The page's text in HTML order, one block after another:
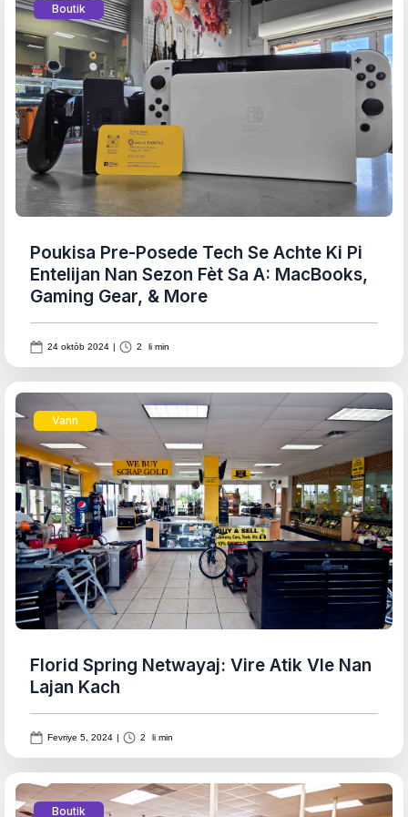
Boutik
Poukisa Pre-Posede Tech Se Achte Ki Pi
Entelijan Nan Sezon Fèt Sa A: MacBooks,
Gaming Gear, & More
24 oktòb 2024 2 li min
Vann
Florid Spring Netwayaj: Vire Atik Vle Nan
Lajan Kach
Fevriye 5, 2024 | 2 li min
Boutik